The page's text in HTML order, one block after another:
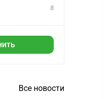
8
Все новости